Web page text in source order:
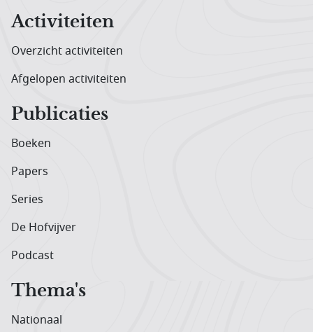
Activiteiten
Overzicht activiteiten
Afgelopen activiteiten
Publicaties
Boeken
Papers
Series
De Hofvijver
Podcast
Thema's
Nationaal